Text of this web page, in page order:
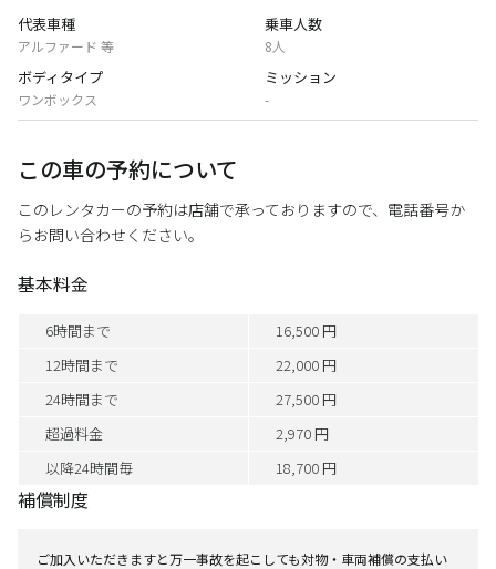
代表車種
アルファード 等
乗車人数
8人
ボディタイプ
ワンボックス
ミッション
-
この車の予約について
このレンタカーの予約は店舗で承っておりますので、電話番号か
らお問い合わせください。
基本料金
6時間まで
16,500 円
12時間まで
22,000 円
24時間まで
27,500 円
超過料金
2,970 円
以降24時間毎
18,700 円
補償制度
ご加入いただきますと万一事故を起こしても対物・車両補償の支払い